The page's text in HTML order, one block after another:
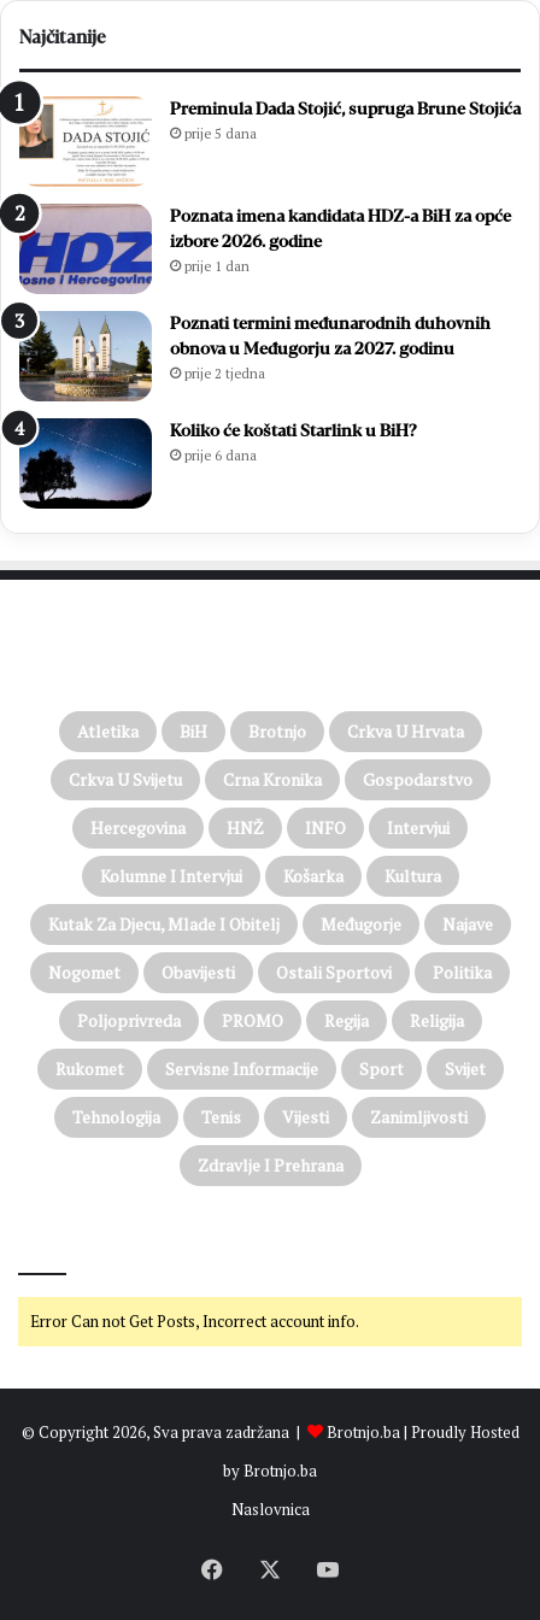
Najčitanije
Preminula Dada Stojić, supruga Brune Stojića
prije 5 dana
Poznata imena kandidata HDZ-a BiH za opće
izbore 2026. godine
prije 1 dan
Poznati termini međunarodnih duhovnih
obnova u Međugorju za 2027. godinu
prije 2 tjedna
Koliko će koštati Starlink u BiH?
prije 6 dana
Atletika BiH Brotnjo Crkva U Hrvata
Crkva U Svijetu Crna Kronika Gospodarstvo
Hercegovina HNŽ INFO Intervjui
Kolumne I Intervjui Košarka Kultura
Kutak Za Djecu, Mlade I Obitelj Međugorje Najave
Nogomet Obavijesti Ostali Sportovi Politika
Poljoprivreda PROMO Regija Religija
Rukomet Servisne Informacije Sport Svijet
Tehnologija Tenis Vijesti Zanimljivosti
Zdravlje I Prehrana
Error Can not Get Posts, Incorrect account info.
© Copyright 2026, Sva prava zadržana | Brotnjo.ba| Proudly Hosted
byBrotnjo.ba
Naslovnica
Facebook YouTube